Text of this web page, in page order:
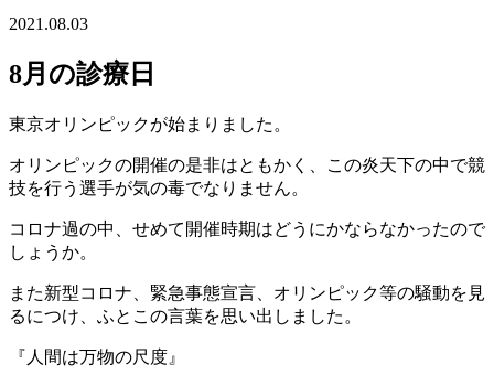
2021.08.03
8月の診療日
東京オリンピックが始まりました。
オリンピックの開催の是非はともかく、この炎天下の中で競
技を行う選手が気の毒でなりません。
コロナ過の中、せめて開催時期はどうにかならなかったので
しょうか。
また新型コロナ、緊急事態宣言、オリンピック等の騒動を見
るにつけ、ふとこの言葉を思い出しました。
『人間は万物の尺度』